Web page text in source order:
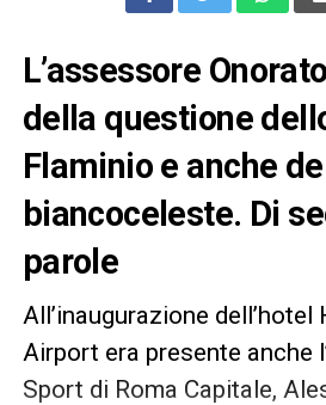
L’assessore
della questione
Flaminio e anche
biancoceleste. Di
parole
All’inaugurazione dell’hotel
Airport era presente anche
Sport di Roma Capitale,